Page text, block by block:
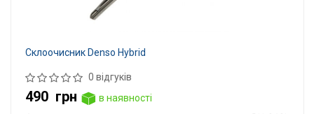
Склоочисник Denso Hybrid
0 відгуків
490 грн
в наявності